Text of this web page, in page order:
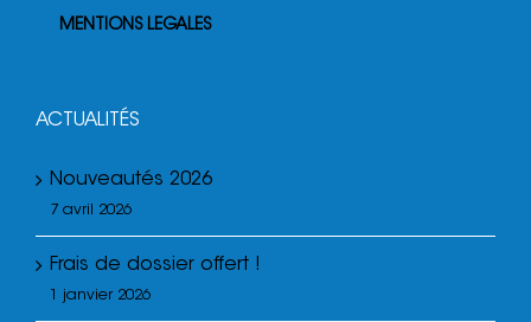
MENTIONS LEGALES
ACTUALITÉS
Nouveautés 2026
7 avril 2026
Frais de dossier offert !
1 janvier 2026